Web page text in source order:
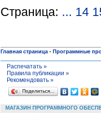
Страница: ... 14
Главная страница - Программные
Распечатать »
Правила публикации »
Рекомендовать »
Поделиться…
МАГАЗИН ПРОГРАММНОГО